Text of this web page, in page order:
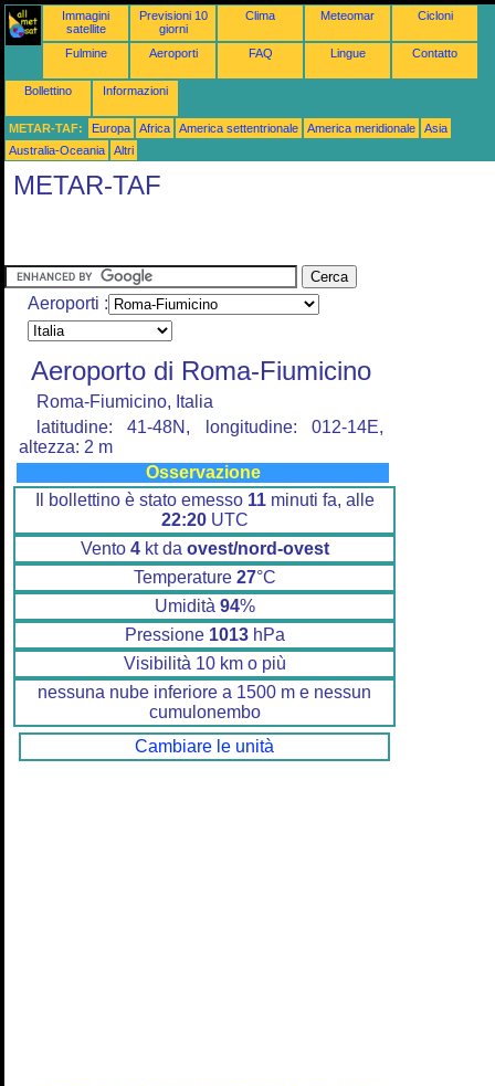
Immagini
satellite
Previsioni 10
giorni
Clima Meteomar Cicloni
Fulmine Aeroporti FAQ Lingue Contatto
Bollettino Informazioni
METAR-TAF: Europa Africa America settentrionale America meridionale
Asia
Australia-Oceania
Altri
METAR-TAF
Aeroporti :
Aeroporto di Roma-Fiumicino
Roma-Fiumicino, Italia
latitudine: 41-48N, longitudine: 012-14E,
altezza: 2 m
Osservazione
Il bollettino è stato emesso 11minuti fa, alle
22:20UTC
Vento 4kt da ovest/nord-ovest
Temperature 27°C
Umidità 94%
Pressione 1013hPa
Visibilità 10 km o più
nessuna nube inferiore a 1500 m e nessun
cumulonembo
Cambiare le unità